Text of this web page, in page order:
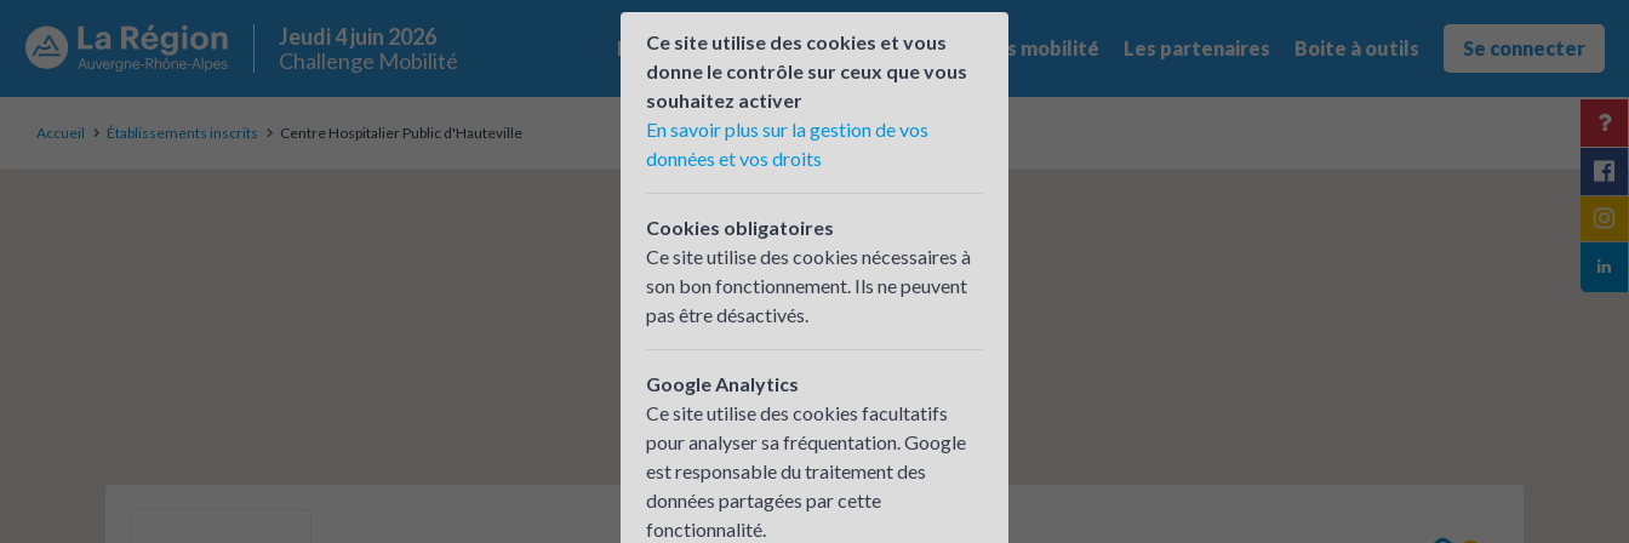
Jeudi 4 juin 2026
Challenge Mobilité
Le challenge Qui participe ? Les offres mobilité Les partenaires Boite à outils Se connecter
Accueil Établissements inscrits Centre Hospitalier Public d'Hauteville
Ce site utilise des cookies et vous
donne le contrôle sur ceux que vous
souhaitez activer
En savoir plus sur la gestion de vos
données et vos droits
Cookies obligatoires
Ce site utilise des cookies nécessaires à
son bon fonctionnement. Ils ne peuvent
pas être désactivés.
Google Analytics
Ce site utilise des cookies facultatifs
pour analyser sa fréquentation. Google
est responsable du traitement des
données partagées par cette
fonctionnalité.